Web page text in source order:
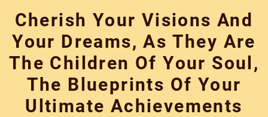
content
Cherish Your Visions And
Your Dreams, As They Are
The Children Of Your Soul,
The Blueprints Of Your
Ultimate Achievements